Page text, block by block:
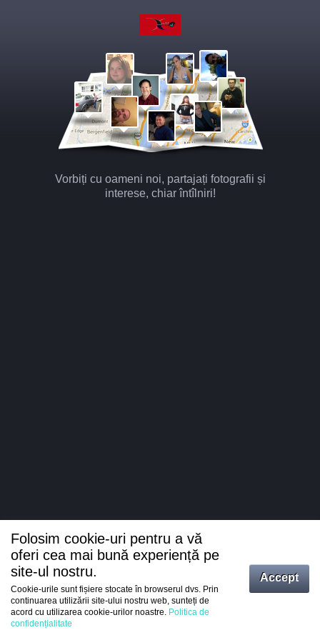
Vorbiți cu oameni noi, partajați fotografii și
interese, chiar întîlniri!
Intrați
Folosim cookie-uri pentru a vă
oferi cea mai bună experiență pe
site-ul nostru.
Cookie-urile sunt fișiere stocate în browserul dvs. Prin
continuarea utilizării site-ului nostru web, sunteți de
acord cu utilizarea cookie-urilor noastre. Politica de
confidențialitate
Accept